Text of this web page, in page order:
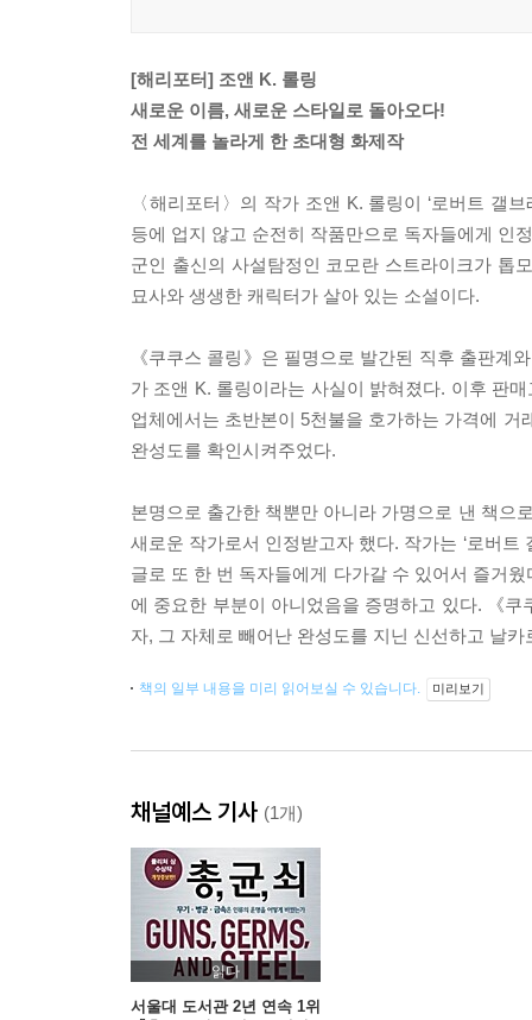
[해리포터] 조앤 K. 롤링
새로운 이름, 새로운 스타일로 돌아오다!
전 세계를 놀라게 한 초대형 화제작
〈해리포터〉의 작가 조앤 K. 롤링이 ‘로버트 갤
등에 업지 않고 순전히 작품만으로 독자들에게 인
군인 출신의 사설탐정인 코모란 스트라이크가 톱
묘사와 생생한 캐릭터가 살아 있는 소설이다.
《쿠쿠스 콜링》은 필명으로 발간된 직후 출판계
가 조앤 K. 롤링이라는 사실이 밝혀졌다. 이후 판
업체에서는 초반본이 5천불을 호가하는 가격에
완성도를 확인시켜주었다.
본명으로 출간한 책뿐만 아니라 가명으로 낸 책으
새로운 작가로서 인정받고자 했다. 작가는 ‘로버
글로 또 한 번 독자들에게 다가갈 수 있어서 즐거
에 중요한 부분이 아니었음을 증명하고 있다. 《
자, 그 자체로 빼어난 완성도를 지닌 신선하고 날
책의 일부 내용을 미리 읽어보실 수 있습니다. 미리보기
채널예스 기사 (1개)
읽다
서울대 도서관 2년 연속 1위